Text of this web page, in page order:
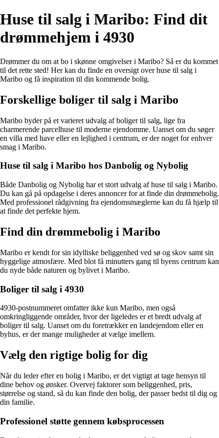
Huse til salg i Maribo: Find dit
drømmehjem i 4930
Drømmer du om at bo i skønne omgivelser i Maribo? Så er du kommet
til det rette sted! Her kan du finde en oversigt over huse til salg i
Maribo og få inspiration til din kommende bolig.
Forskellige boliger til salg i Maribo
Maribo byder på et varieret udvalg af boliger til salg, lige fra
charmerende parcelhuse til moderne ejendomme. Uanset om du søger
en villa med have eller en lejlighed i centrum, er der noget for enhver
smag i Maribo.
Huse til salg i Maribo hos Danbolig og Nybolig
Både Danbolig og Nybolig har et stort udvalg af huse til salg i Maribo.
Du kan gå på opdagelse i deres annoncer for at finde din drømmebolig.
Med professionel rådgivning fra ejendomsmæglerne kan du få hjælp til
at finde det perfekte hjem.
Find din drømmebolig i Maribo
Maribo er kendt for sin idylliske beliggenhed ved sø og skov samt sin
hyggelige atmosfære. Med blot få minutters gang til byens centrum kan
du nyde både naturen og bylivet i Maribo.
Boliger til salg i 4930
4930-postnummeret omfatter ikke kun Maribo, men også
omkringliggende områder, hvor der ligeledes er et bredt udvalg af
boliger til salg. Uanset om du foretrækker en landejendom eller en
byhus, er der mange muligheder at vælge imellem.
Vælg den rigtige bolig for dig
Når du leder efter en bolig i Maribo, er det vigtigt at tage hensyn til
dine behov og ønsker. Overvej faktorer som beliggenhed, pris,
størrelse og stand, så du kan finde den bolig, der passer bedst til dig og
din familie.
Professionel støtte gennem købsprocessen